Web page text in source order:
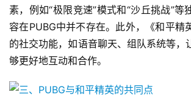
素，例如“极限竞速”模式和“沙丘挑战”等
容在PUBG中并不存在。此外，《和平精
的社交功能，如语音聊天、组队系统等，
够更好地互动和合作。